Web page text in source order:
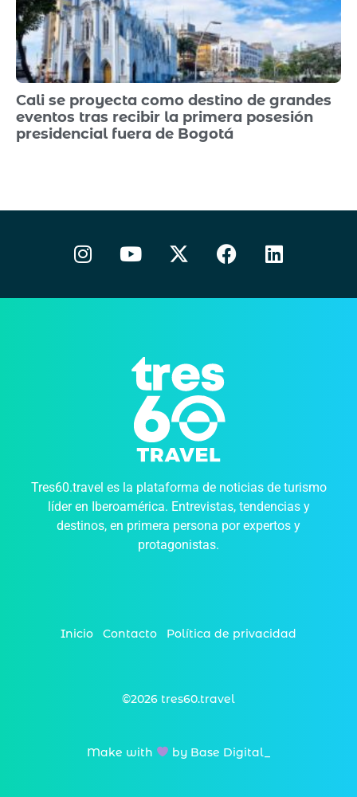
Cali se proyecta como destino de grandes
eventos tras recibir la primera posesión
presidencial fuera de Bogotá
Tres60.travel es la plataforma de noticias de turismo
líder en Iberoamérica. Entrevistas, tendencias y
destinos, en primera persona por expertos y
protagonistas.
Inicio Contacto Política de privacidad
©2026 tres60.travel
Make with by Base Digital_